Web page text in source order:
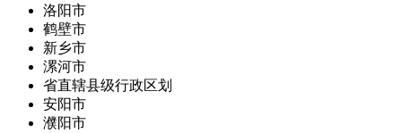
洛阳市
鹤壁市
新乡市
漯河市
省直辖县级行政区划
安阳市
濮阳市